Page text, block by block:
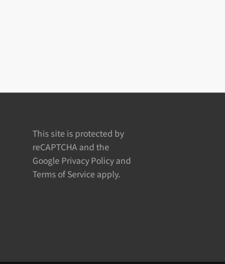
This site is protected by
reCAPTCHA and the
Google Privacy Policyand
Terms of Service apply.